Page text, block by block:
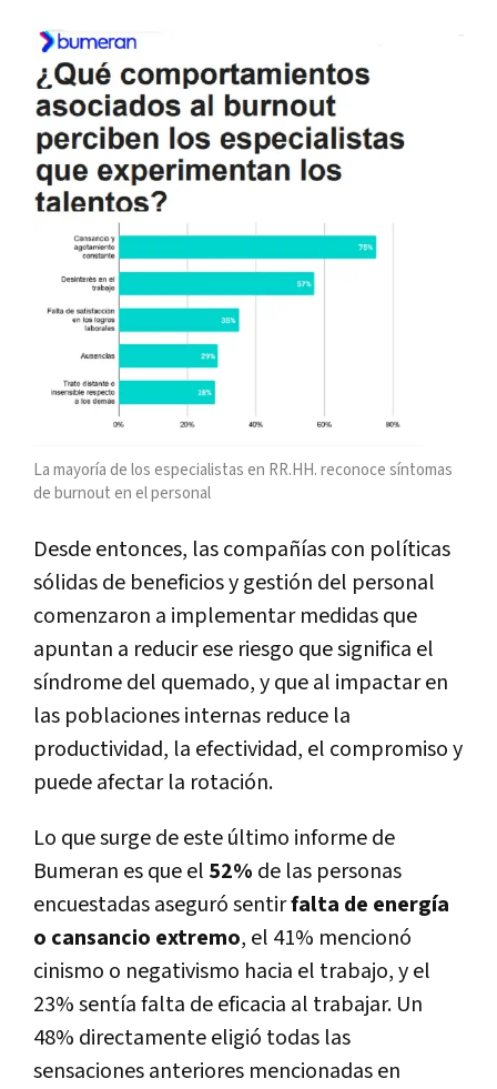
La mayoría de los especialistas en RR.HH. reconoce síntomas
de burnout en el personal
Desde entonces, las compañías con políticas
sólidas de beneficios y gestión del personal
comenzaron a implementar medidas que
apuntan a reducir ese riesgo que significa el
síndrome del quemado, y que al impactar en
las poblaciones internas reduce la
productividad, la efectividad, el compromiso y
puede afectar la rotación.
Lo que surge de este último informe de
Bumeran es que el 52% de las personas
encuestadas aseguró sentirfalta de energía
o cansancio extremo, el 41% mencionó
cinismo o negativismo hacia el trabajo, y el
23% sentía falta de eficacia al trabajar. Un
48% directamente eligió todas las
sensaciones anteriores mencionadas en